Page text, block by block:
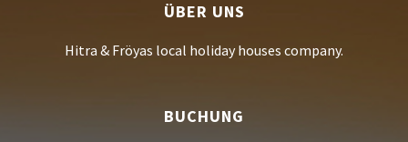
ÜBER UNS
Hitra & Fröyas local holiday houses company.
BUCHUNG